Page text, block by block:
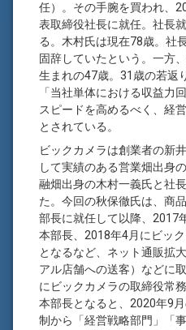
任）。その手腕を買われ、
表取締役社長に就任。社長
る。木村氏は現在78歳。社
固辞していたという。一方
生まれの47歳。31歳の若返
「当社単体における収益力
スピードを高めるべく、経
とされている。
ビックカメラは創業者の新
して実績のある営業畑出身
融畑出身の木村一義氏と社
た。今回の秋保徹氏は、商
部長に就任して以降、2017
本部長、2018年4月にビッ
となるなど、ネット通販拡
アル店舗への送客）などに
にビックカメラの取締役常
本部長となると、2020年9
制から「経営戦略部門」「